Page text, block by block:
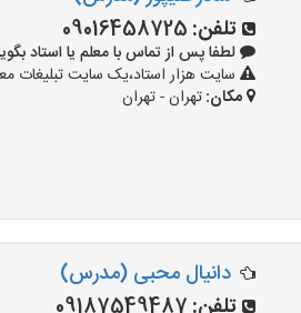
تلفن: 09016458725
لطفا پس از تماس با معلم یا استاد بگویید:
سایت هزار استاد،یک سایت تبلیغات
مکان:تهران - تهران
دانیال محبی (مدرس)